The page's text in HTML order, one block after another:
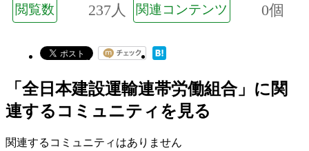
閲覧数 237人 関連コンテンツ 0個
「全日本建設運輸連帯労働組合」に関
連するコミュニティを見る
関連するコミュニティはありません